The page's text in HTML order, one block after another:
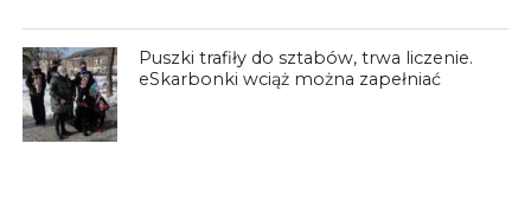
Puszki trafiły do sztabów, trwa liczenie.
eSkarbonki wciąż można zapełniać